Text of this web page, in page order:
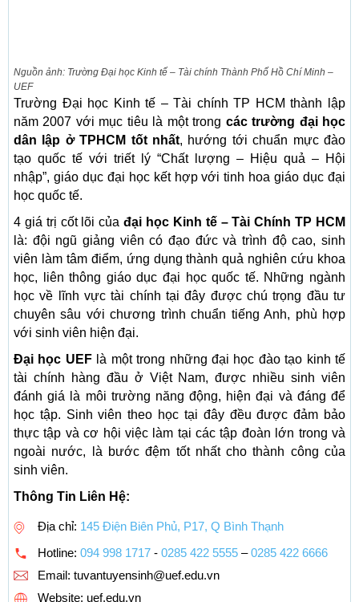
Nguồn ảnh: Trường Đại học Kinh tế – Tài chính Thành Phố Hồ Chí Minh –
UEF
Trường Đại học Kinh tế – Tài chính TP HCM thành lập
năm 2007 với mục tiêu là một trong các trường đại học
dân lập ở TPHCM tốt nhất, hướng tới chuẩn mực đào
tạo quốc tế với triết lý “Chất lượng – Hiệu quả – Hội
nhập”, giáo dục đại học kết hợp với tinh hoa giáo dục đại
học quốc tế.
4 giá trị cốt lõi củađại học Kinh tế – Tài Chính TP HCM
là: đội ngũ giảng viên có đạo đức và trình độ cao, sinh
viên làm tâm điểm, ứng dụng thành quả nghiên cứu khoa
học, liên thông giáo dục đại học quốc tế. Những ngành
học về lĩnh vực tài chính tại đây được chú trọng đầu tư
chuyên sâu với chương trình chuẩn tiếng Anh, phù hợp
với sinh viên hiện đại.
Đại học UEFlà một trong những đại học đào tạo kinh tế
tài chính hàng đầu ở Việt Nam, được nhiều sinh viên
đánh giá là môi trường năng động, hiện đại và đáng để
học tập. Sinh viên theo học tại đây đều được đảm bảo
thực tập và cơ hội việc làm tại các tập đoàn lớn trong và
ngoài nước, là bước đệm tốt nhất cho thành công của
sinh viên.
Thông Tin Liên Hệ:
Địa chỉ: 145 Điện Biên Phủ, P17, Q Bình Thạnh
Hotline: 094 998 1717 - 0285 422 5555 –0285 422 6666
Email: tuvantuyensinh@uef.edu.vn
Website: uef.edu.vn